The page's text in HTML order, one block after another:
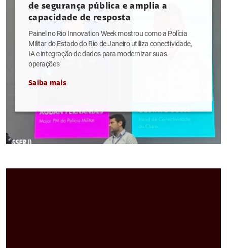
de segurança pública e amplia a
capacidade de resposta
Painel no Rio Innovation Week mostrou como a Polícia
Militar do Estado do Rio de Janeiro utiliza conectividade,
IA e integração de dados para modernizar suas
operações
Saiba mais